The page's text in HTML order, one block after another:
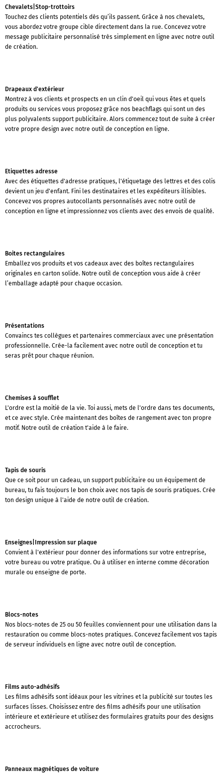
Chevalets|Stop-trottoirs
Touchez des clients potentiels dès qu’ils passent. Grâce à nos chevalets,
vous abordez votre groupe cible directement dans la rue. Concevez votre
message publicitaire personnalisé très simplement en ligne avec notre outil
de création.
Drapeaux d'extérieur
Montrez à vos clients et prospects en un clin d'oeil qui vous êtes et quels
produits ou services vous proposez grâce nos beachflags qui sont un des
plus polyvalents support publicitaire. Alors commencez tout de suite à créer
votre propre design avec notre outil de conception en ligne.
Etiquettes adresse
Avec des étiquettes d'adresse pratiques, l'étiquetage des lettres et des colis
devient un jeu d'enfant. Fini les destinataires et les expéditeurs illisibles.
Concevez vos propres autocollants personnalisés avec notre outil de
conception en ligne et impressionnez vos clients avec des envois de qualité.
Boites rectangulaires
Emballez vos produits et vos cadeaux avec des boîtes rectangulaires
originales en carton solide. Notre outil de conception vous aide à créer
l’emballage adapté pour chaque occasion.
Présentations
Convaincs tes collègues et partenaires commerciaux avec une présentation
professionnelle. Crée-la facilement avec notre outil de conception et tu
seras prêt pour chaque réunion.
Chemises à soufflet
L'ordre est la moitié de la vie. Toi aussi, mets de l'ordre dans tes documents,
et ce avec style. Crée maintenant des boîtes de rangement avec ton propre
motif. Notre outil de création t'aide à le faire.
Tapis de souris
Que ce soit pour un cadeau, un support publicitaire ou un équipement de
bureau, tu fais toujours le bon choix avec nos tapis de souris pratiques. Crée
ton design unique à l'aide de notre outil de création.
Enseignes|Impression sur plaque
Convient à l'extérieur pour donner des informations sur votre entreprise,
votre bureau ou votre pratique. Ou à utiliser en interne comme décoration
murale ou enseigne de porte.
Blocs-notes
Nos blocs-notes de 25 ou 50 feuilles conviennent pour une utilisation dans la
restauration ou comme blocs-notes pratiques. Concevez facilement vos tapis
de serveur individuels en ligne avec notre outil de conception.
Films auto-adhésifs
Les films adhésifs sont idéaux pour les vitrines et la publicité sur toutes les
surfaces lisses. Choisissez entre des films adhésifs pour une utilisation
intérieure et extérieure et utilisez des formulaires gratuits pour des designs
accrocheurs.
Panneaux magnétiques de voiture